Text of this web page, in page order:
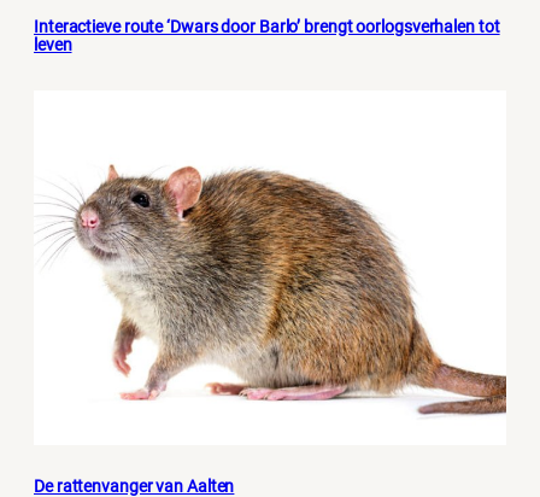
Interactieve route ‘Dwars door Barlo’ brengt oorlogsverhalen tot
leven
De rattenvanger van Aalten